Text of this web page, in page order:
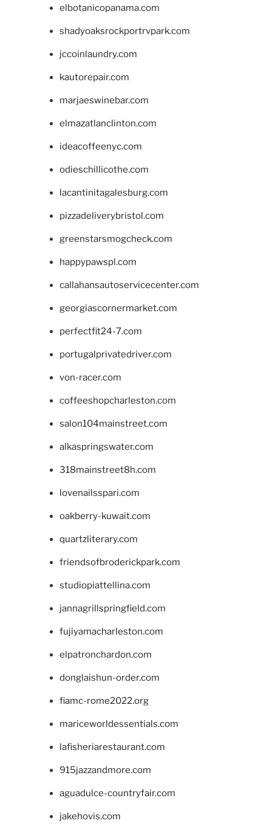
elbotanicopanama.com
shadyoaksrockportrvpark.com
jccoinlaundry.com
kautorepair.com
marjaeswinebar.com
elmazatlanclinton.com
ideacoffeenyc.com
odieschillicothe.com
lacantinitagalesburg.com
pizzadeliverybristol.com
greenstarsmogcheck.com
happypawspl.com
callahansautoservicecenter.com
georgiascornermarket.com
perfectfit24-7.com
portugalprivatedriver.com
von-racer.com
coffeeshopcharleston.com
salon104mainstreet.com
alkaspringswater.com
318mainstreet8h.com
lovenailsspari.com
oakberry-kuwait.com
quartzliterary.com
friendsofbroderickpark.com
studiopiattellina.com
jannagrillspringfield.com
fujiyamacharleston.com
elpatronchardon.com
donglaishun-order.com
fiamc-rome2022.org
mariceworldessentials.com
lafisheriarestaurant.com
915jazzandmore.com
aguadulce-countryfair.com
jakehovis.com